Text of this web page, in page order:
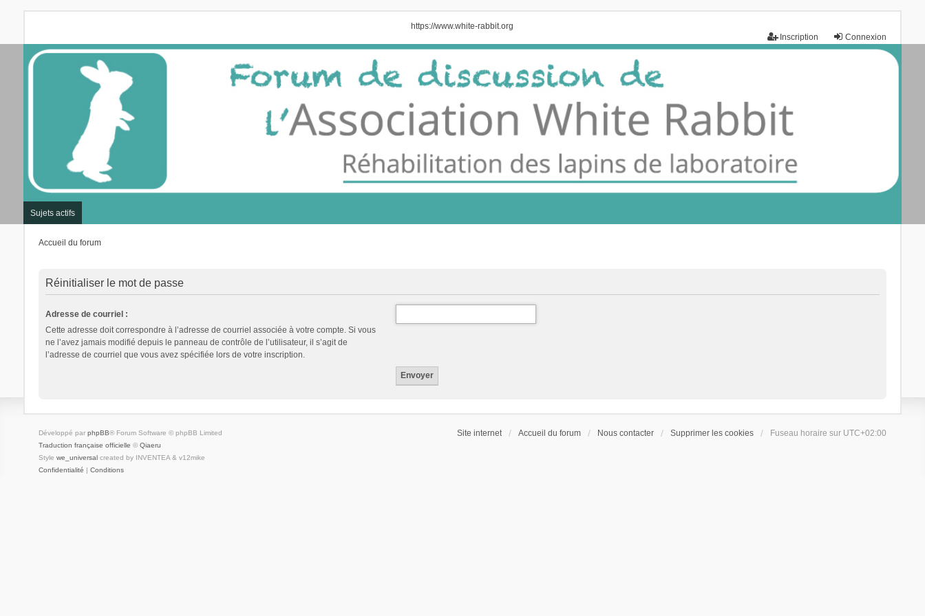
https://www.white-rabbit.org
Connexion
Inscription
Sujets actifs
Accueil du forum
Réinitialiser le mot de passe
Adresse de courriel :
Cette adresse doit correspondre à l’adresse de courriel associée à votre compte. Si vous
ne l’avez jamais modifié depuis le panneau de contrôle de l’utilisateur, il s’agit de
l’adresse de courriel que vous avez spécifiée lors de votre inscription.
Site internet Accueil du forum Nous contacter Supprimer les cookies Fuseau horaire sur UTC+02:00
Développé par phpBB® Forum Software © phpBB Limited
Traduction française officielle © Qiaeru
Style we_universalcreated by INVENTEA & v12mike
Confidentialité | Conditions